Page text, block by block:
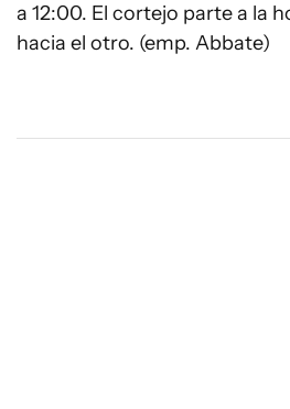
a 12:00. El cortejo parte a la
hacia el otro. (emp. Abbate)